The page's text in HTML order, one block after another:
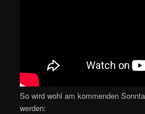
So wird wohl am kommenden
werden: